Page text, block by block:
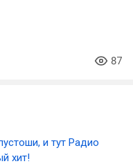
87
и тут Радио
хит!